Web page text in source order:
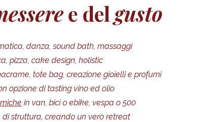
e del gusto
danza, sound bath, massaggi
pizza, cake design, holistic
tote bag, creazione gioielli e profumi
opzione di tasting vino ed olio
in van, bici o ebike, vespa o 500
struttura, creando un vero retreat